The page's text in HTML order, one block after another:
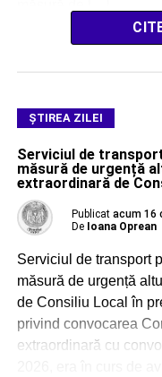
ŞTIREA ZILEI
Serviciul de
măsură de urgență
extraordinară de
Publicat acum 16
De Ioana Oprean
Serviciul de transport
măsură de urgență
de Consiliu Local în
privind convocarea
extraordinară cu